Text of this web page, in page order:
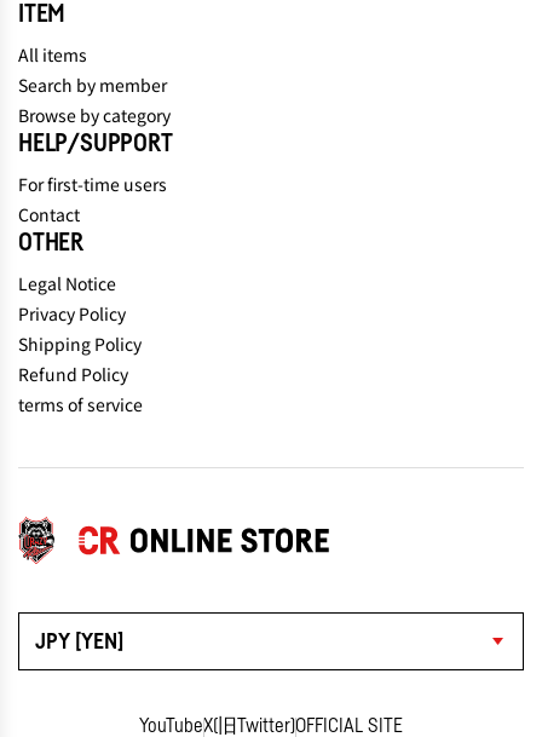
JPY [YEN]
YouTubeX(旧Twitter)OFFICIAL SITE
ITEM
All items
Search by member
Browse by category
HELP/SUPPORT
For first-time users
Contact
OTHER
Legal Notice
Privacy Policy
Shipping Policy
Refund Policy
terms of service